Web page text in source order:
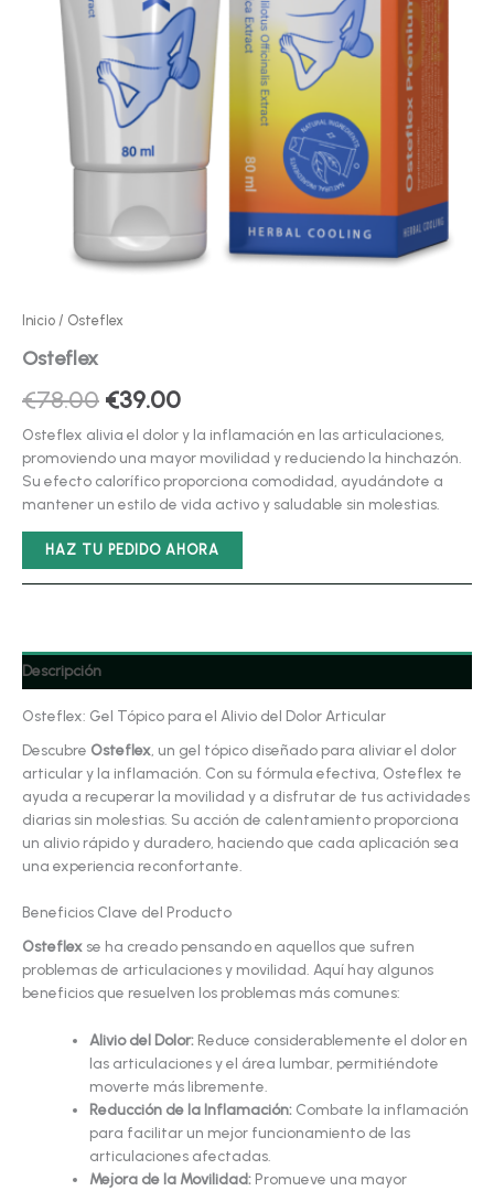
Inicio / Osteflex
Osteflex
€78.00 El
precio
original
era:
€78.00.
€39.00El
precio
actual
es:
€39.00.
Osteflex alivia el dolor y la inflamación en las articulaciones,
promoviendo una mayor movilidad y reduciendo la hinchazón.
Su efecto calorífico proporciona comodidad, ayudándote a
mantener un estilo de vida activo y saludable sin molestias.
HAZ TU PEDIDO AHORA
Descripción
Osteflex: Gel Tópico para el Alivio del Dolor Articular
Descubre Osteflex , un gel tópico diseñado para aliviar el dolor
articular y la inflamación. Con su fórmula efectiva, Osteflex te
ayuda a recuperar la movilidad y a disfrutar de tus actividades
diarias sin molestias. Su acción de calentamiento proporciona
un alivio rápido y duradero, haciendo que cada aplicación sea
una experiencia reconfortante.
Beneficios Clave del Producto
Osteflex se ha creado pensando en aquellos que sufren
problemas de articulaciones y movilidad. Aquí hay algunos
beneficios que resuelven los problemas más comunes:
Alivio del Dolor: Reduce considerablemente el dolor en
las articulaciones y el área lumbar, permitiéndote
moverte más libremente.
Reducción de la Inflamación: Combate la inflamación
para facilitar un mejor funcionamiento de las
articulaciones afectadas.
Mejora de la Movilidad: Promueve una mayor